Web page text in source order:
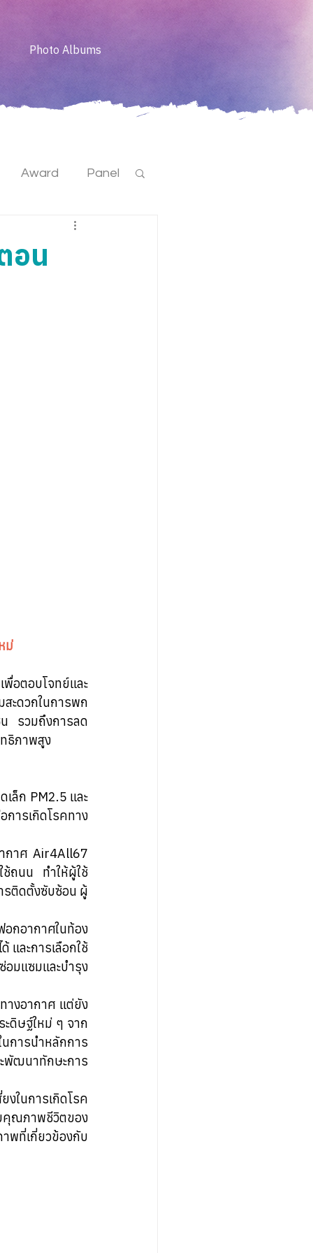
Photo Albums
Award Panel
อน
ม่
อตอบโจทย์และ
ะดวกในการพก
น รวมถึงการลด
ทธิภาพสูง
ล็ก PM2.5 และ
ารเกิดโรคทาง
ากาศ Air4All67
ช้ถนน ทำให้ผู้ใช้
รติดตั้งซับซ้อน ผู้
กอากาศในท้อง
และการเลือกใช้
อมแซมและบำรุง
างอากาศ แต่ยัง
ะดิษฐ์ใหม่ ๆ จาก
การนำหลักการ
พัฒนาทักษะการ
ในการเกิดโรค
มคุณภาพชีวิตของ
ที่เกี่ยวข้องกับ